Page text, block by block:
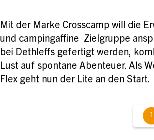
Mit der Marke Crosscamp will die
und campingaffine Zielgruppe
bei Dethleffs gefertigt werden,
Lust auf spontane Abenteuer. Als
Flex geht nun der Lite an den Start.
1